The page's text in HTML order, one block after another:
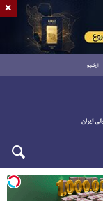
آرشیو
×